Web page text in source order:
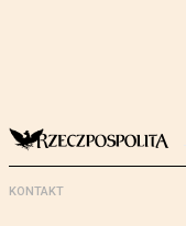
KONTAKT